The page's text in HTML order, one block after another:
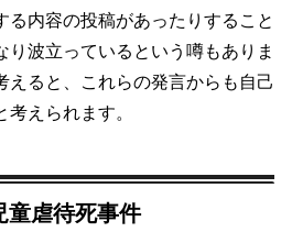
る内容の投稿があったりすること
り波立っているという噂もありま
えると、これらの発言からも自己
えられます。
童虐待死事件